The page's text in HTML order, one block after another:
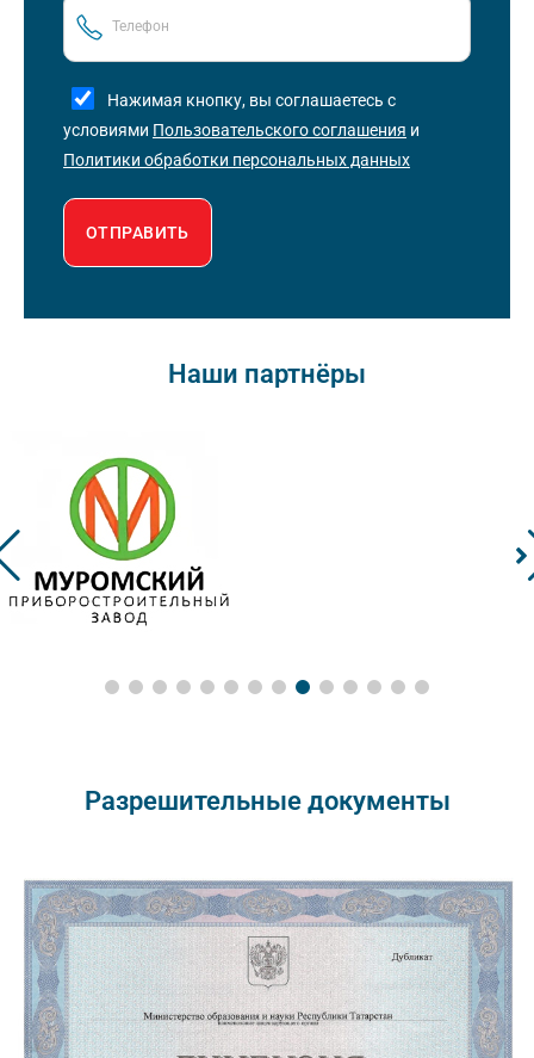
Нажимая кнопку, вы соглашаетесь с
условиями Пользовательского соглашения и
Политики обработки персональных данных
ОТПРАВИТЬ
Наши партнёры
Разрешительные документы